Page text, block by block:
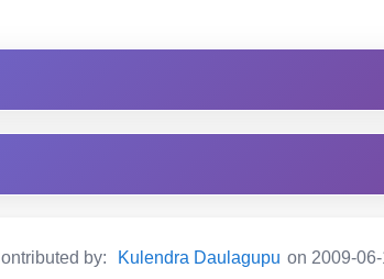
by: Kulendra Daulagupu on 2009-